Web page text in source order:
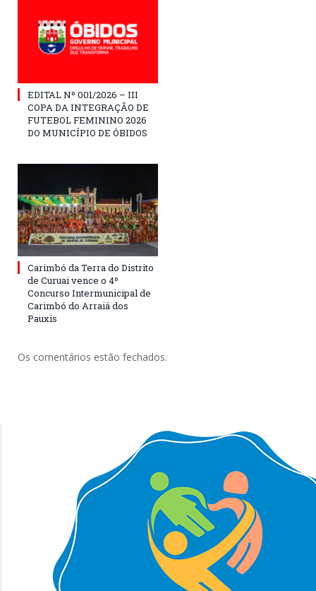
EDITAL Nº 001/2026 – III
COPA DA INTEGRAÇÃO DE
FUTEBOL FEMININO 2026
DO MUNICÍPIO DE ÓBIDOS
Carimbó da Terra do Distrito
de Curuai vence o 4º
Concurso Intermunicipal de
Carimbó do Arraiá dos
Pauxis
Os comentários estão fechados.